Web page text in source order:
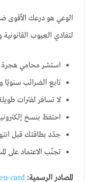
الوعي هو درعك الأقوى
لتفادي العيوب القانونية
استشر محامي هجرة
تابع الضرائب سنويًا
لا تسافر لفترات
احتفظ بنسخ
جدّد بطاقتك قبل
تجنّب الاعتماد على
المصادر الرسمية:card